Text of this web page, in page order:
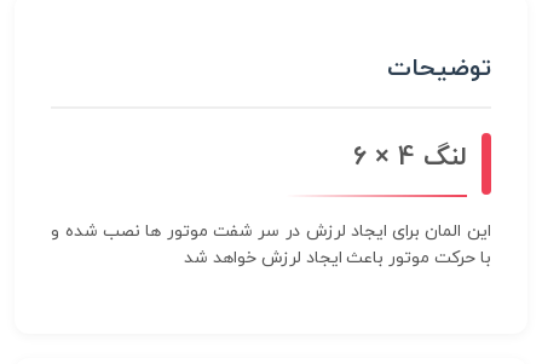
توضیحات
لنگ 4 × 6
این المان برای ایجاد لرزش در سر شفت موتور ها نصب شده و
با حرکت موتور باعث ایجاد لرزش خواهد شد